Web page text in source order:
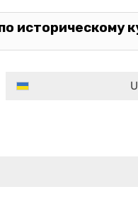
историческому